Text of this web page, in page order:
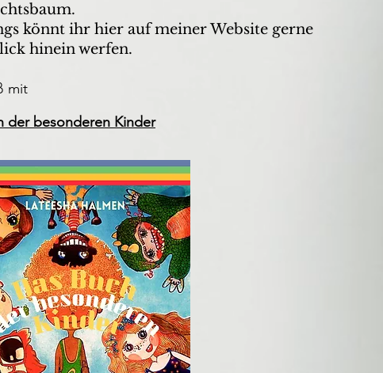
könnt ihr hier auf meiner Website gerne
hinein werfen.
mit
der besonderen Kinder